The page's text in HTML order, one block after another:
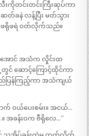
းကိုတင်းတင်းကြီးဆုပ်ကာ
တ်ခနဲ လန့်ပြီး မတ်သွား
ဖရိုဖရဲ ဝတ်လိုက်သည်။
အောင် အသံက လှိုင်းထ
င် ဆောင့်ကြောင့်ထိုင်ကာ
လည်ပြန်ကြည့်ကာ အသံကျယ်
က် ဝယ်ပေးစမ်း။ အငယ်…
အခန်းဝက ဗီရိုလေ…”